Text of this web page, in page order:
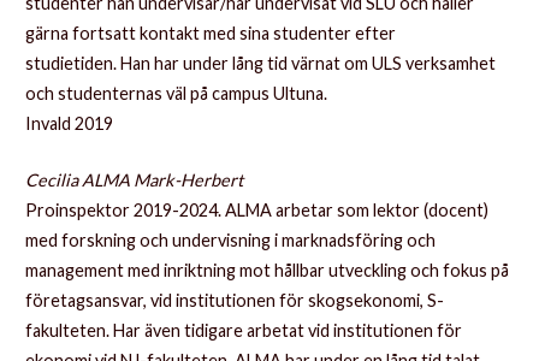
gärna fortsatt kontakt med sina studenter efter
studietiden. Han har under lång tid värnat om ULS verksamhet
och studenternas väl på campus Ultuna.
Invald 2019
Cecilia ALMA Mark-Herbert
Proinspektor 2019-2024. ALMA arbetar som lektor (docent)
med forskning och undervisning i marknadsföring och
management med inriktning mot hållbar utveckling och fokus på
företagsansvar, vid institutionen för skogsekonomi, S-
fakulteten. Har även tidigare arbetat vid institutionen för